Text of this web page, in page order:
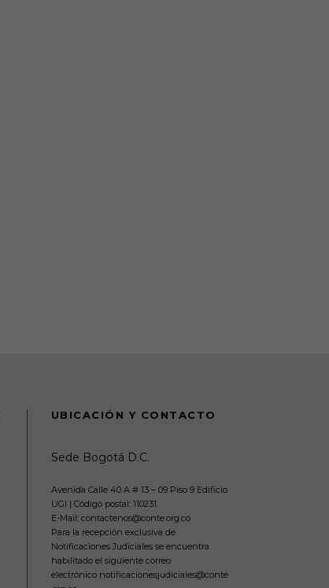
UBICACIÓN Y CONTACTO
Sede Bogotá D.C.
Avenida Calle 40 A # 13 – 09 Piso 9 Edificio
UGI | Código postal: 110231
E-Mail: contactenos@conte.org.co
Para la recepción exclusiva de
Notificaciones Judiciales se encuentra
habilitado el siguiente correo
electrónico notificacionesjudiciales@conte